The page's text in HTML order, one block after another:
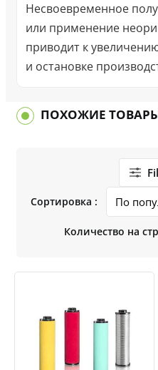
Несвоевременное
или применение
приводит к
и остановке
ПОХОЖИЕ
Сортировка :
Количество на
Добавить к сравнению
Добавить в